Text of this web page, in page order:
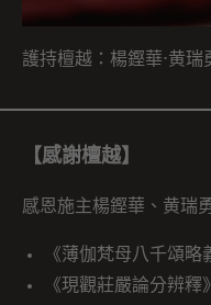
護持檀越：楊鏗華⋅黄瑞
【感謝檀越】
感恩施主楊鏗華、黄瑞
《薄伽梵母八千頌略
《現觀莊嚴論分辨釋》